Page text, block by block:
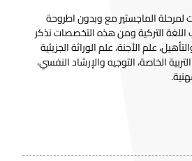
الماجستير مع وبدون اطروحة
اللغة التركية ومن هذه التخصصات نذكر
علم الأجنة، علم الوراثة الجزيئية
الخاصة، التوجيه والإرشاد النفسي،